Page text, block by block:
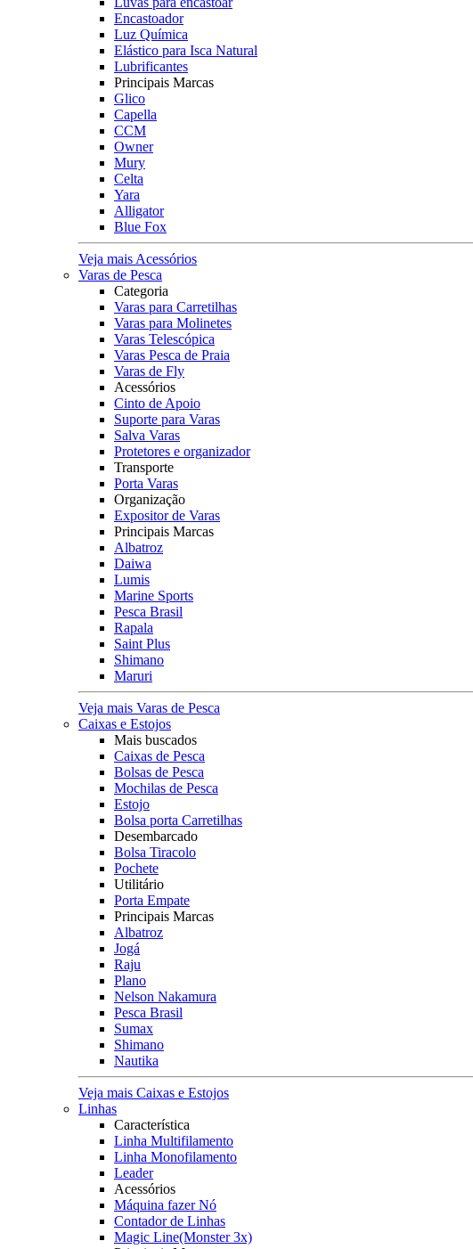
Encastoador
Luz Química
Elástico para Isca Natural
Lubrificantes
Principais Marcas
Glico
Capella
CCM
Owner
Mury
Celta
Yara
Alligator
Blue Fox
Veja mais Acessórios
Varas de Pesca
Categoria
Varas para Carretilhas
Varas para Molinetes
Varas Telescópica
Varas Pesca de Praia
Varas de Fly
Acessórios
Cinto de Apoio
Suporte para Varas
Salva Varas
Protetores e organizador
Transporte
Porta Varas
Organização
Expositor de Varas
Principais Marcas
Albatroz
Daiwa
Lumis
Marine Sports
Pesca Brasil
Rapala
Saint Plus
Shimano
Maruri
Veja mais Varas de Pesca
Caixas e Estojos
Mais buscados
Caixas de Pesca
Bolsas de Pesca
Mochilas de Pesca
Estojo
Bolsa porta Carretilhas
Desembarcado
Bolsa Tiracolo
Pochete
Utilitário
Porta Empate
Principais Marcas
Albatroz
Jogá
Raju
Plano
Nelson Nakamura
Pesca Brasil
Sumax
Shimano
Nautika
Veja mais Caixas e Estojos
Linhas
Característica
Linha Multifilamento
Linha Monofilamento
Leader
Acessórios
Máquina fazer Nó
Contador de Linhas
Magic Line(Monster 3x)